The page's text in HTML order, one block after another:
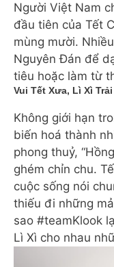
Người Việt Nam
đầu tiên của Tết
mùng mười.
Nguyên Đán để
tiêu hoặc làm từ
Vui Tết Xưa, Lì Xì
Không giới hạn
biến hoá thành
phong thuỷ,
ghém chỉn chu.
cuộc sống nói
thiếu đi những
sao #teamKlook
Lì Xì cho nhau